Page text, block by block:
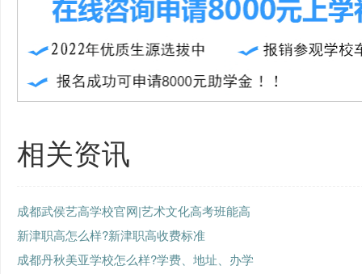
相关资讯
成都武侯艺高学校官网|艺术文化高考班能高
新津职高怎么样?新津职高收费标准
成都丹秋美亚学校怎么样?学费、地址、办学